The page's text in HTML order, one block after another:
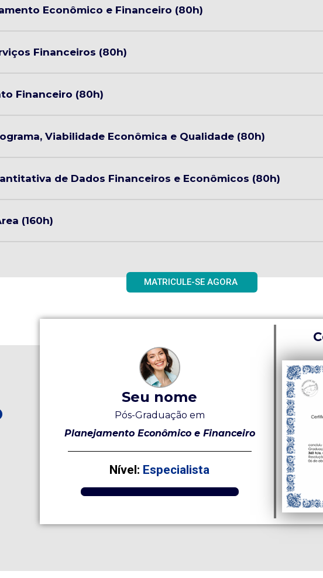
Econômico e Financeiro (80h)
Financeiros (80h)
Financeiro (80h)
Viabilidade Econômica e Qualidade (80h)
de Dados Financeiros e Econômicos (80h)
(160h)
MATRICULE-SE AGORA
Seu nome
Pós-Graduação em
Planejamento Econômico e Financeiro
Nível: Especialista